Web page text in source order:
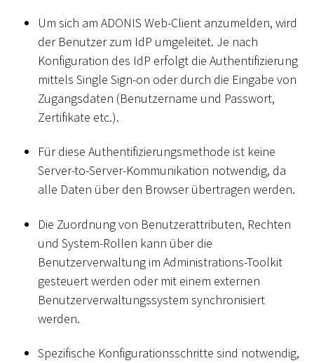
Um sich am ADONIS Web-Client anzumelden, wird
der Benutzer zum IdP umgeleitet. Je nach
Konfiguration des IdP erfolgt die Authentifizierung
mittels Single Sign-on oder durch die Eingabe von
Zugangsdaten (Benutzername und Passwort,
Zertifikate etc.).
Für diese Authentifizierungsmethode ist keine
Server-to-Server-Kommunikation notwendig, da
alle Daten über den Browser übertragen werden.
Die Zuordnung von Benutzerattributen, Rechten
und System-Rollen kann über die
Benutzerverwaltung im Administrations-Toolkit
gesteuert werden oder mit einem externen
Benutzerverwaltungssystem synchronisiert
werden.
Spezifische Konfigurationsschritte sind notwendig,